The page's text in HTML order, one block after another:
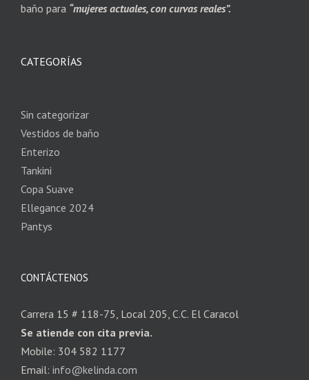
baño para “mujeres actuales, con curvas reales”.
CATEGORÍAS
Sin categorizar
Vestidos de baño
Enterizo
Tankini
Copa Suave
Ellegance 2024
Pantys
CONTÁCTENOS
Carrera 15 # 118-75, Local 205, C.C. El Caracol
Se atiende con cita previa.
Mobile: 304 582 1177
Email: info@kelinda.com